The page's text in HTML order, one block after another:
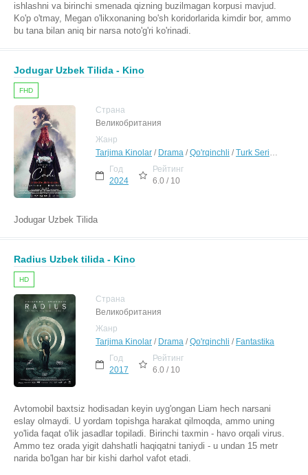
ishlashni va birinchi smenada qizning buzilmagan korpusi mavjud.
Ko'p o'tmay, Megan o'likxonaning bo'sh koridorlarida kimdir bor, ammo
bu tana bilan aniq bir narsa noto'g'ri ko'rinadi.
Jodugar Uzbek Tilida - Kino
FHD
Страна
Великобритания
Жанр
Tarjima Kinolar / Drama /Qo'rqinchli /Turk Seriallar Uzbek Tilida
Год
2024
Рейтинг
6.0 / 10
Jodugar Uzbek Tilida
Radius Uzbek tilida - Kino
HD
Страна
Великобритания
Жанр
Tarjima Kinolar / Drama /Qo'rqinchli / Fantastika
Год
2017
Рейтинг
6.0 / 10
Avtomobil baxtsiz hodisadan keyin uyg'ongan Liam hech narsani
eslay olmaydi. U yordam topishga harakat qilmoqda, ammo uning
yo'lida faqat o'lik jasadlar topiladi. Birinchi taxmin - havo orqali virus.
Ammo tez orada yigit dahshatli haqiqatni taniydi - u undan 15 metr
narida bo'lgan har bir kishi darhol vafot etadi.